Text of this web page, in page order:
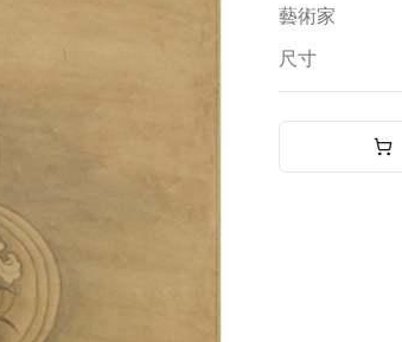
藝術家
尺寸